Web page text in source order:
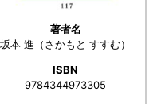
著者名
坂本 進（さかもと すすむ）
ISBN
9784344973305